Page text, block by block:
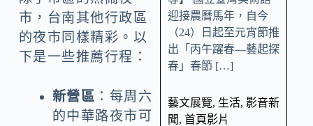
市，台南其他行政區
的夜市同樣精彩。以
下是一些推薦行程：
新營區 ：每周六
的中華路夜市可
迎接農曆馬年，自今
（24）日起至元宵節推
出「丙午躍春—藝起探
春」春節 […]
藝文展覽, 生活, 影音新
聞, 首頁影片